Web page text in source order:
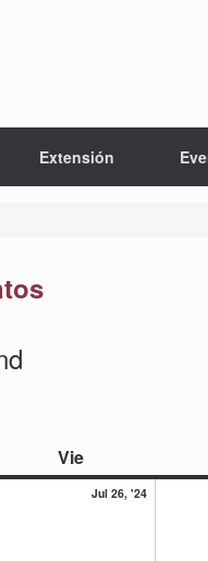
Extensión
Vieviernes
Jul 26, '2426